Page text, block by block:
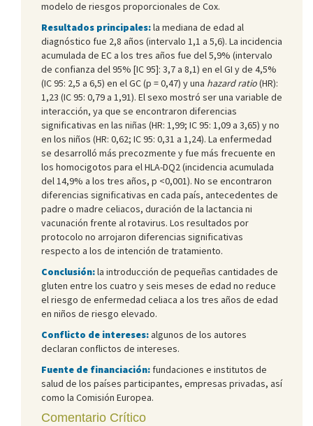
modelo de riesgos proporcionales de Cox.
Resultados principales:la mediana de edad al
diagnóstico fue 2,8 años (intervalo 1,1 a 5,6). La incidencia
acumulada de EC a los tres años fue del 5,9% (intervalo
de confianza del 95% [IC 95]: 3,7 a 8,1) en el GI y de 4,5%
(IC 95: 2,5 a 6,5) en el GC (p = 0,47) y una hazard ratio(HR):
1,23 (IC 95: 0,79 a 1,91). El sexo mostró ser una variable de
interacción, ya que se encontraron diferencias
significativas en las niñas (HR: 1,99; IC 95: 1,09 a 3,65) y no
en los niños (HR: 0,62; IC 95: 0,31 a 1,24). La enfermedad
se desarrolló más precozmente y fue más frecuente en
los homocigotos para el HLA-DQ2 (incidencia acumulada
del 14,9% a los tres años, p <0,001). No se encontraron
diferencias significativas en cada país, antecedentes de
padre o madre celiacos, duración de la lactancia ni
vacunación frente al rotavirus. Los resultados por
protocolo no arrojaron diferencias significativas
respecto a los de intención de tratamiento.
Conclusión:la introducción de pequeñas cantidades de
gluten entre los cuatro y seis meses de edad no reduce
el riesgo de enfermedad celiaca a los tres años de edad
en niños de riesgo elevado.
Conflicto de intereses:algunos de los autores
declaran conflictos de intereses.
Fuente de financiación: fundaciones e institutos de
salud de los países participantes, empresas privadas, así
como la Comisión Europea.
Comentario Crítico